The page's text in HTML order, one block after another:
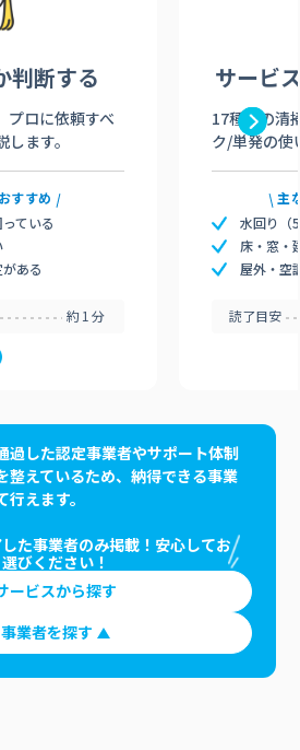
判断する
プロに依頼すべ
ます。
すすめ
ている
ある
約1分
サービ
17種類の清
ク/単発の使
主
水回り（
床・窓・
屋外・空
読了目安
過した認定事業者やサポート体制
整えているため、納得できる事業
えます。
た事業者のみ掲載！安心してお
選びください！
ービスから探す
事業者を探す